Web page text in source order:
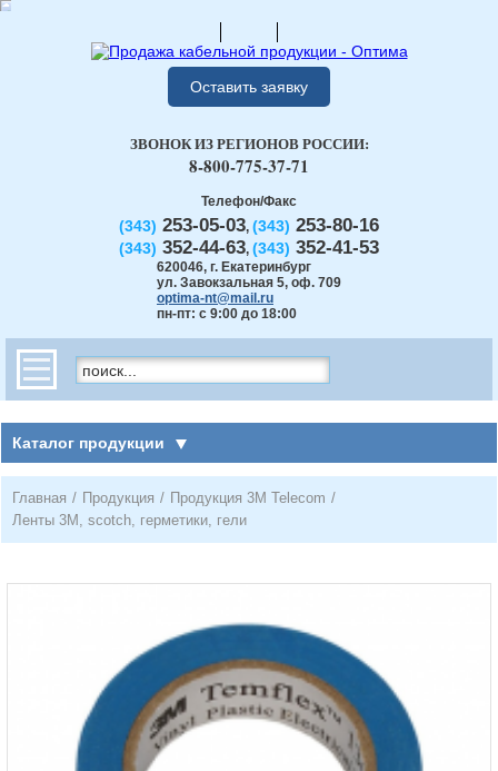
Оставить заявку
Телефон/Факс
(343) 253-05-03, (343) 253-80-16
(343) 352-44-63, (343) 352-41-53
620046, г. Екатеринбург
ул. Завокзальная 5, оф. 709
optima-nt@mail.ru
пн-пт: с 9:00 до 18:00
ЗВОНОК ИЗ РЕГИОНОВ РОССИИ:
8-800-775-37-71
Каталог продукции
Главная / Продукция / Продукция 3М Telecom /
Ленты 3М, scotch, герметики, гели